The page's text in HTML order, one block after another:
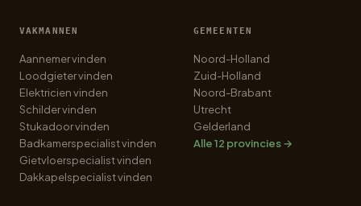
VAKMANNEN
Aannemer vinden
Loodgieter vinden
Elektricien vinden
Schilder vinden
Stukadoor vinden
Badkamerspecialist vinden
Gietvloerspecialist vinden
Dakkapelspecialist vinden
GEMEENTEN
Noord-Holland
Zuid-Holland
Noord-Brabant
Utrecht
Gelderland
Alle 12 provincies →